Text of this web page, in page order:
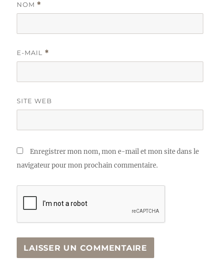
NOM *
E-MAIL *
SITE WEB
Enregistrer mon nom, mon e-mail et mon site dans le
navigateur pour mon prochain commentaire.